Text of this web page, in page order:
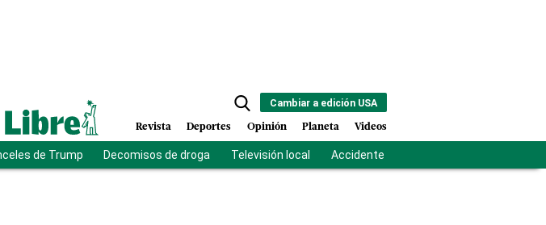
Cambiar a edición USA
Revista Deportes Opinión Planeta Videos
de Trump Decomisos de droga Televisión local Accidente Los Ríos